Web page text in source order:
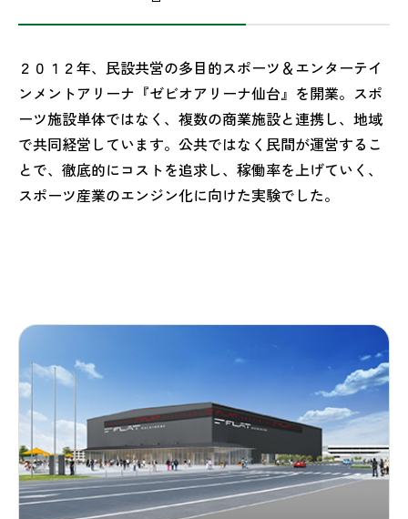
２０１２年、民設共営の多目的スポーツ＆エンターテイ
ンメントアリーナ『ゼビオアリーナ仙台』を開業。スポ
ーツ施設単体ではなく、複数の商業施設と連携し、地域
で共同経営しています。公共ではなく民間が運営するこ
とで、徹底的にコストを追求し、稼働率を上げていく、
スポーツ産業のエンジン化に向けた実験でした。